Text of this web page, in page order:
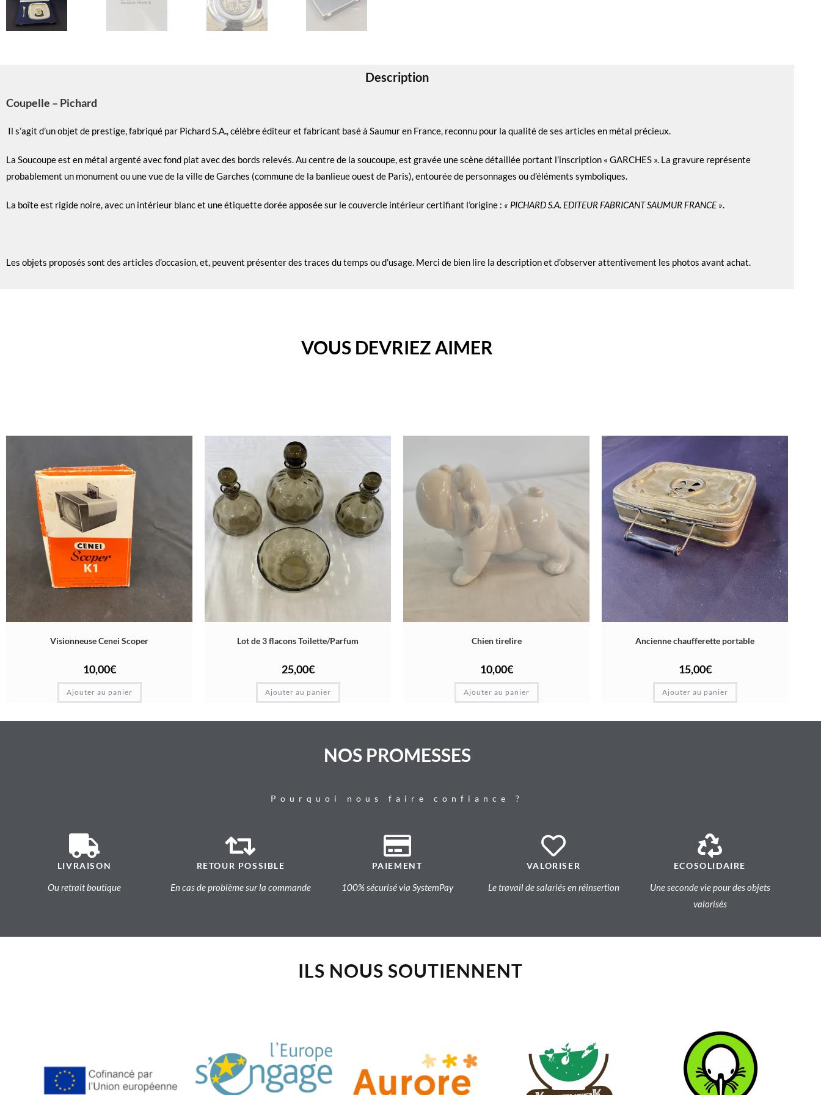
Description
Coupelle – Pichard
Il s’agit d’un objet de prestige, fabriqué par Pichard S.A., célèbre éditeur et fabricant basé à Saumur en France, reconnu pour la qualité de ses articles en métal précieux.
La Soucoupe est en métal argenté avec fond plat avec des bords relevés. Au centre de la soucoupe, est gravée une scène détaillée portant l’inscription « GARCHES ». La gravure représente
probablement un monument ou une vue de la ville de Garches (commune de la banlieue ouest de Paris), entourée de personnages ou d’éléments symboliques.
La boîte est rigide noire, avec un intérieur blanc et une étiquette dorée apposée sur le couvercle intérieur certifiant l’origine : « PICHARD S.A. EDITEUR FABRICANT SAUMUR FRANCE ».
Les objets proposés sont des articles d’occasion, et, peuvent présenter des traces du temps ou d’usage. Merci de bien lire la description et d’observer attentivement les photos avant achat.
VOUS DEVRIEZ AIMER
Visionneuse Cenei Scoper
10,00€
Ajouter au panier
Lot de 3 flacons Toilette/Parfum
25,00€
Ajouter au panier
Chien tirelire
10,00€
Ajouter au panier
Ancienne chaufferette portable
15,00€
Ajouter au panier
NOS PROMESSES
Pourquoi nous faire confiance ?
LIVRAISON
Ou retrait boutique
RETOUR POSSIBLE
En cas de problème sur la commande
PAIEMENT
100% sécurisé via SystemPay
VALORISER
Le travail de salariés en réinsertion
ECOSOLIDAIRE
Une seconde vie pour des objets
valorisés
ILS NOUS SOUTIENNENT